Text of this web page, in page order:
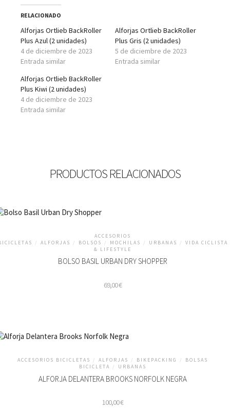
RELACIONADO
Alforjas Ortlieb BackRoller
Plus Azul (2 unidades)
4 de diciembre de 2023
Entrada similar
Alforjas Ortlieb BackRoller
Plus Gris (2 unidades)
5 de diciembre de 2023
Entrada similar
Alforjas Ortlieb BackRoller
Plus Kiwi (2 unidades)
4 de diciembre de 2023
Entrada similar
PRODUCTOS RELACIONADOS
ACCESORIOS
/ ALFORJAS / BOLSOS / MOCHILAS / URBANAS /
VIDA CICLISTA
& LIFESTYLE
BOLSO BASIL URBAN DRY SHOPPER
69,00€
ACCESORIOS BICICLETAS / ALFORJAS / BIKEPACKING /
BOLSAS
BICICLETA
/ URBANAS
ALFORJA DELANTERA BROOKS NORFOLK NEGRA
100,00€